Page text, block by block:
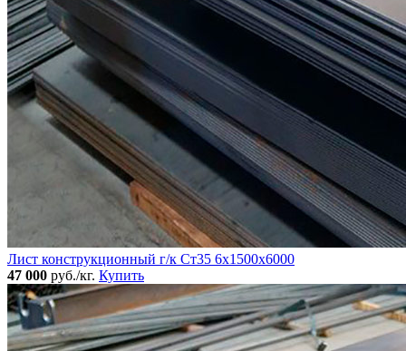
Лист конструкционный г/к Ст35 6х1500х6000
47 000 руб./кг. Купить